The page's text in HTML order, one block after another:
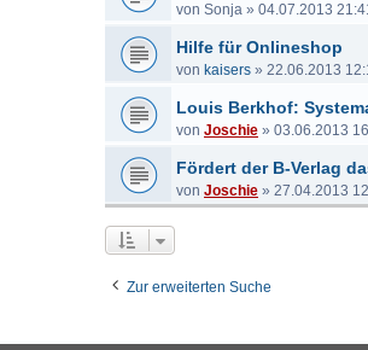
von Sonja » 04.07.2013
Hilfe für Onlineshop
von kaisers » 22.06.2013
Louis Berkhof:
von Joschie » 03.06.2013
Fördert der B-Verlag
von Joschie » 27.04.2013
Zur erweiterten Suche